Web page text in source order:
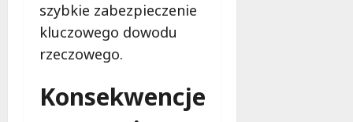
szybkie zabezpieczenie
kluczowego dowodu
rzeczowego.
Konsekwencje